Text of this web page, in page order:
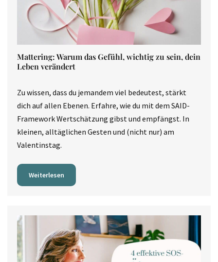
Mattering: Warum das Gefühl, wichtig zu sein, dein
Leben verändert
Zu wissen, dass du jemandem viel bedeutest, stärkt
dich auf allen Ebenen. Erfahre, wie du mit dem SAID-
Framework Wertschätzung gibst und empfängst. In
kleinen, alltäglichen Gesten und (nicht nur) am
Valentinstag.
Weiterlesen